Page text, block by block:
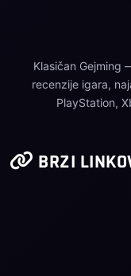
Klasičan Gejming
recenzije igara,
PlayStation,
BRZI